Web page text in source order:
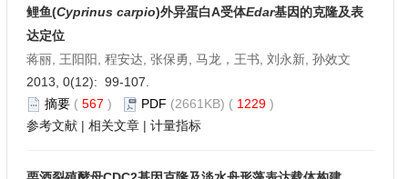
鲤鱼(Cyprinus carpio)外异蛋白A受体Edar基因的克隆及表
达定位
蒋丽, 王阳阳, 程安达, 张保勇, 马龙，王书, 刘永新, 孙效文
2013, 0(12): 99-107.
摘要 ( 567 ) PDF (2661KB) ( 1229 )
参考文献 | 相关文章 | 计量指标